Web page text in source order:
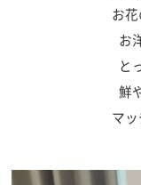
お花
お
と
鮮
マ